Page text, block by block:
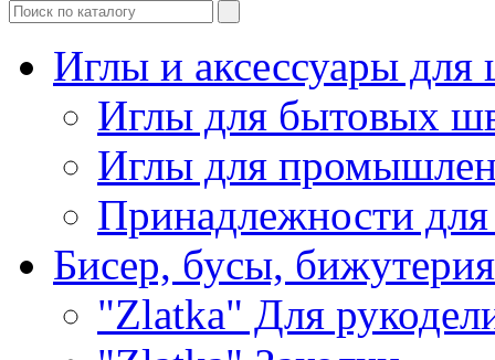
Иглы и аксессуары
Иглы для бытовых
Иглы для
Принадлежности
Бисер, бусы, бижутерия
"Zlatka" Для